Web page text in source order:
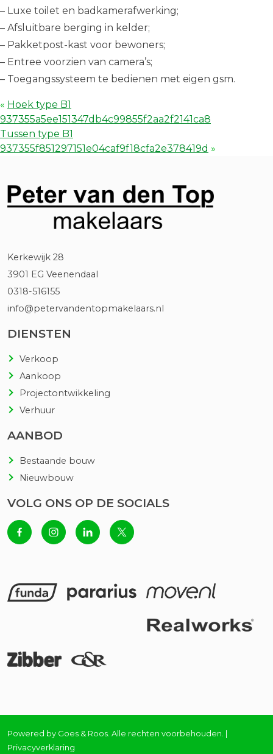
– Luxe toilet en badkamerafwerking;
– Afsluitbare berging in kelder;
– Pakketpost-kast voor bewoners;
– Entree voorzien van camera’s;
– Toegangssysteem te bedienen met eigen gsm.
« Hoek type B1
937355a5ee151347db4c99855f2aa2f2141ca8
Tussen type B1
937355f851297151e04caf9f18cfa2e378419d »
Kerkewijk 28
3901 EG Veenendaal
0318-516155
info@petervandentopmakelaars.nl
DIENSTEN
Verkoop
Aankoop
Projectontwikkeling
Verhuur
AANBOD
Bestaande bouw
Nieuwbouw
VOLG ONS OP DE SOCIALS
Powered by Goes & Roos. Alle rechten voorbehouden. |
Privacyverklaring